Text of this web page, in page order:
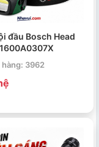
đầu Bosch Head
hàng: 3962